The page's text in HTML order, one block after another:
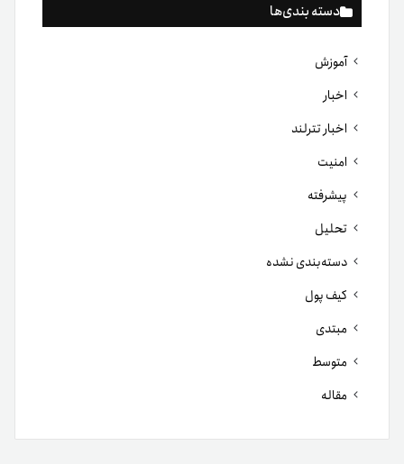
دسته بندی‌ها
آموزش
اخبار
اخبار تترلند
امنیت
پیشرفته
تحلیل
دسته‌بندی نشده
کیف پول
مبتدی
متوسط
مقاله